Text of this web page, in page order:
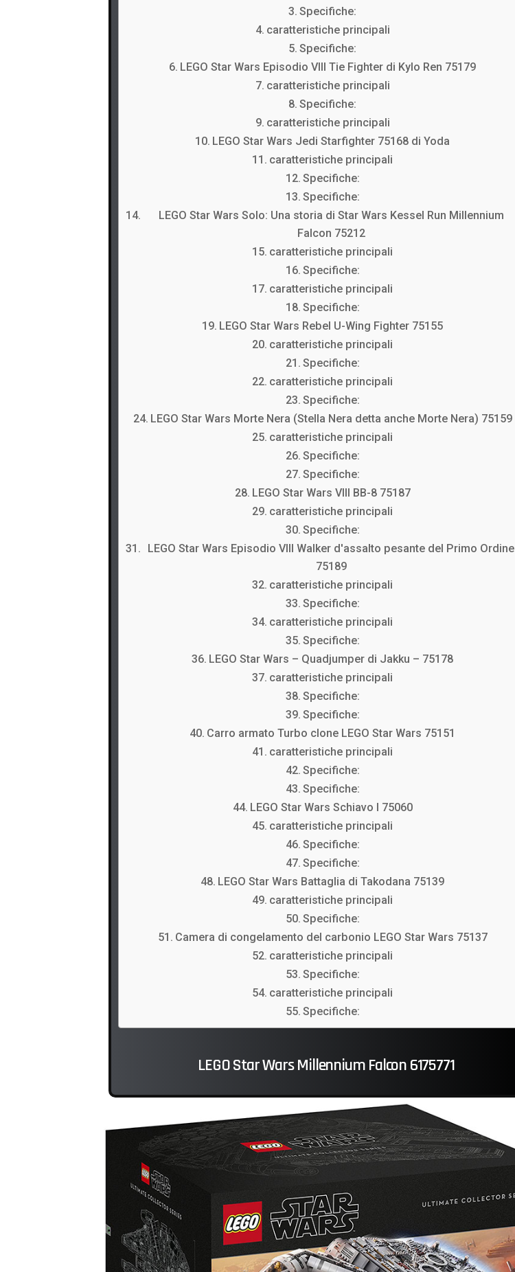
Specifiche:
caratteristiche principali
Specifiche:
LEGO Star Wars Episodio VIII Tie Fighter di Kylo Ren 75179
caratteristiche principali
Specifiche:
caratteristiche principali
LEGO Star Wars Jedi Starfighter 75168 di Yoda
caratteristiche principali
Specifiche:
Specifiche:
LEGO Star Wars Solo: Una storia di Star Wars Kessel Run Millennium
Falcon 75212
caratteristiche principali
Specifiche:
caratteristiche principali
Specifiche:
LEGO Star Wars Rebel U-Wing Fighter 75155
caratteristiche principali
Specifiche:
caratteristiche principali
Specifiche:
LEGO Star Wars Morte Nera (Stella Nera detta anche Morte Nera) 75159
caratteristiche principali
Specifiche:
Specifiche:
LEGO Star Wars VIII BB-8 75187
caratteristiche principali
Specifiche:
LEGO Star Wars Episodio VIII Walker d'assalto pesante del Primo Ordine
75189
caratteristiche principali
Specifiche:
caratteristiche principali
Specifiche:
LEGO Star Wars – Quadjumper di Jakku – 75178
caratteristiche principali
Specifiche:
Specifiche:
Carro armato Turbo clone LEGO Star Wars 75151
caratteristiche principali
Specifiche:
Specifiche:
LEGO Star Wars Schiavo I 75060
caratteristiche principali
Specifiche:
Specifiche:
LEGO Star Wars Battaglia di Takodana 75139
caratteristiche principali
Specifiche:
Camera di congelamento del carbonio LEGO Star Wars 75137
caratteristiche principali
Specifiche:
caratteristiche principali
Specifiche:
LEGO Star Wars Millennium Falcon 6175771